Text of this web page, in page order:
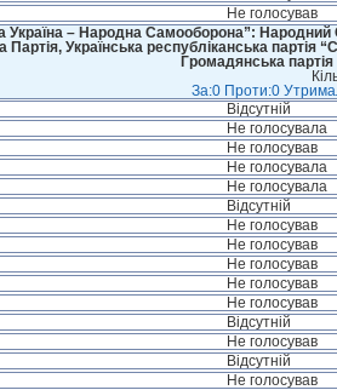
Не голосував
– Народна Самооборона”: Народний
Партія, Українська республіканська
Громадянська
За:0 Проти:0
Відсутній
Не голосувала
Не голосував
Не голосувала
Не голосувала
Відсутній
Не голосував
Не голосував
Не голосував
Не голосував
Не голосував
Відсутній
Не голосував
Відсутній
Не голосував